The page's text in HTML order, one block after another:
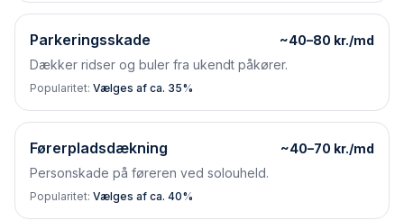
Parkeringsskade
~40–80 kr./md
Dækker ridser og buler fra ukendt påkører.
Popularitet: Vælges af ca. 35%
Førerpladsdækning
~40–70 kr./md
Personskade på føreren ved solouheld.
Popularitet: Vælges af ca. 40%